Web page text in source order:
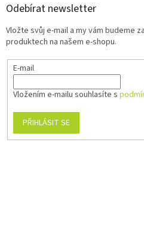
Odebírat newsletter
Vložte svůj e-mail a my vám budeme
produktech na našem e-shopu.
E-mail
Vložením e-mailu souhlasíte s
PŘIHLÁSIT SE